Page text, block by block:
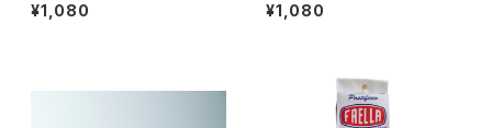
¥1,080 ¥1,080